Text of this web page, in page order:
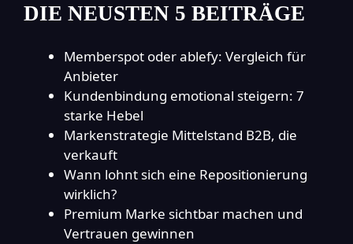
DIE NEUSTEN 5 BEITRÄGE
Memberspot oder ablefy: Vergleich für
Anbieter
Kundenbindung emotional steigern: 7
starke Hebel
Markenstrategie Mittelstand B2B, die
verkauft
Wann lohnt sich eine Repositionierung
wirklich?
Premium Marke sichtbar machen und
Vertrauen gewinnen